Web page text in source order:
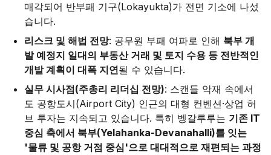
매각되어 반부패 기구(Lokayukta)가 전면 기소에 나섰
습니다.
리스크 및 해법 전망: 공무원 부패 여파로 인해 북부 개
발 예정지 일대의 부동산 거래 및 토지 수용 등 전반적인
개발 계획이 대폭 지연될 수 있습니다.
실무 시사점(주총리 리더십 전망): 스캔들 악재 속에서
도 공항도시(Airport City) 인근의 대형 컨벤션·상업 허
브 투자는 지속되고 있습니다. 특히 벵갈루루는 기존 IT
중심 축에서 북부(Yelahanka-Devanahalli)를 잇는
'물류 및 공항 거점 중심'으로 대대적으로 재편되는 과정